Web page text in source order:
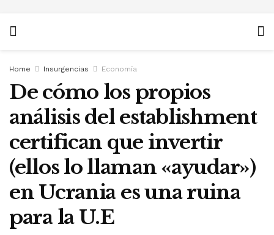
Home Insurgencias Economía
De cómo los propios
análisis del establishment
certifican que invertir
(ellos lo llaman «ayudar»)
en Ucrania es una ruina
para la U.E